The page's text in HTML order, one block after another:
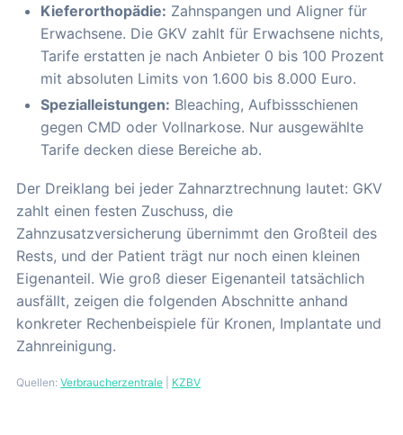
Kieferorthopädie: Zahnspangen und Aligner für
Erwachsene. Die GKV zahlt für Erwachsene nichts,
Tarife erstatten je nach Anbieter 0 bis 100 Prozent
mit absoluten Limits von 1.600 bis 8.000 Euro.
Spezialleistungen: Bleaching, Aufbissschienen
gegen CMD oder Vollnarkose. Nur ausgewählte
Tarife decken diese Bereiche ab.
Der Dreiklang bei jeder Zahnarztrechnung lautet: GKV
zahlt einen festen Zuschuss, die
Zahnzusatzversicherung übernimmt den Großteil des
Rests, und der Patient trägt nur noch einen kleinen
Eigenanteil. Wie groß dieser Eigenanteil tatsächlich
ausfällt, zeigen die folgenden Abschnitte anhand
konkreter Rechenbeispiele für Kronen, Implantate und
Zahnreinigung.
Quellen: Verbraucherzentrale KZBV